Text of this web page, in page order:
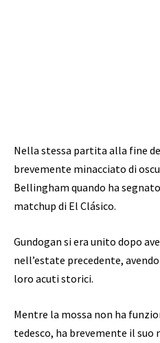
Nella stessa partita alla fine
brevemente minacciato di
Bellingham quando ha
matchup di El Clásico.
Gundogan si era unito dopo
nell’estate precedente,
loro acuti storici.
Mentre la mossa non ha
tedesco, ha brevemente il suo